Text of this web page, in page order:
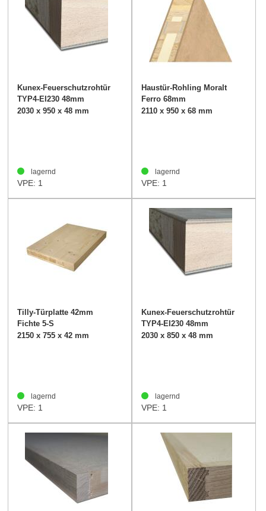
Kunex-Feuerschutzrohtür
TYP4-EI230 48mm
2030 x 950 x 48 mm
lagernd
VPE: 1
Haustür-Rohling Moralt
Ferro 68mm
2110 x 950 x 68 mm
lagernd
VPE: 1
Tilly-Türplatte 42mm
Fichte 5-S
2150 x 755 x 42 mm
lagernd
VPE: 1
Kunex-Feuerschutzrohtür
TYP4-EI230 48mm
2030 x 850 x 48 mm
lagernd
VPE: 1